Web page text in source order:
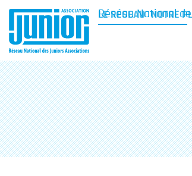
Réseau National
LE RÉSEAU NOTRE